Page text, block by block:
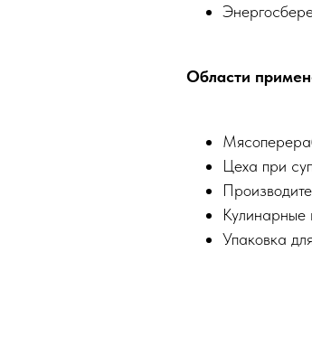
Области
Цеха при
Кулинарные
Упаковка